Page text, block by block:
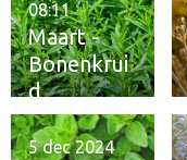
Maart -
Bonenkrui
d
08:11
5 dec 2024